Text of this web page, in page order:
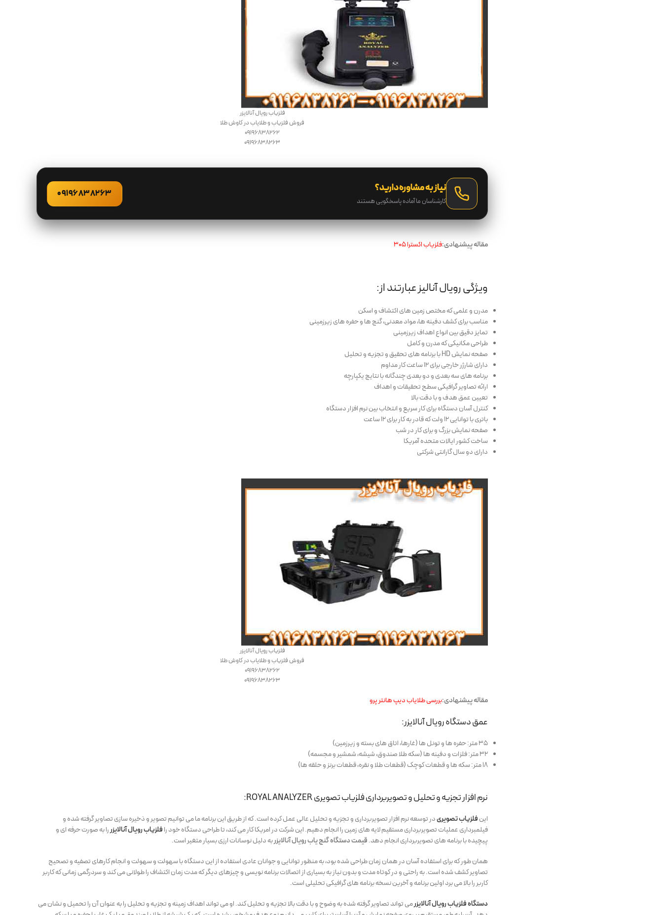
فلزیاب رویال آنالایزر
فروش فلزیاب و طلایاب در کاوش طلا
09196838262
09196838263
نیاز به مشاوره دارید؟
کارشناسان ما آماده پاسخگویی هستند
09196838263
مقاله پیشنهادی:فلزیاب اکسترا ۳۰۵
ویژگی رویال آنالیز عبارتند از:
مدرن و علمی که مختص زمین های اکتشاف و اسکن
مناسب برای کشف دفینه ها، مواد معدنی، گنج ها و حفره های زیرزمینی
تمایز دقیق بین انواع اهداف زیرزمینی
طراحی مکانیکی که مدرن و کامل
صفحه نمایش HD با برنامه های تحقیق و تجزیه و تحلیل
دارای شارژر خارجی برای ۱۲ ساعت کار مداوم
برنامه های سه بعدی و دو بعدی چندگانه با نتایج یکپارچه
ارائه تصاویر گرافیکی سطح تحقیقات و اهداف
تعیین عمق هدف و با دقت بالا
کنترل آسان دستگاه برای کار سریع و انتخاب بین نرم افزار دستگاه
باتری با توانایی ۱۲ ولت که قادر به کار برای ۱۲ ساعت
صفحه نمایش بزرگ و برای کار در شب
ساخت کشور ایالات متحده آمریکا
دارای دو سال گارانتی شرکتی
فلزیاب رویال آنالایزر
فروش فلزیاب و طلایاب در کاوش طلا
09196838262
09196838263
مقاله پیشنهادی:بررسی طلایاب دیپ هانتر پرو
عمق دستگاه رویال آنالایزر:
۳۵ متر: حفره ها و تونل ها (غارها، اتاق های بسته و زیرزمین)
۳۲ متر: فلزات و دفینه ها (سکه طلا صندوق، شیشه، شمشیر و مجسمه)
۱۸ متر: سکه ها و قطعات کوچک (قطعات طلا و نقره، قطعات برنز و حلقه ها)
نرم افزار تجزیه و تحلیل و تصویربرداری فلزیاب تصویری ROYAL ANALYZER:
اینفلزیاب تصویریدر توسعه نرم افزار تصویربرداری و تجزیه و تحلیل عالی عمل کرده است. که از طریق این برنامه ما می توانیم تصویر و ذخیره سازی تصاویر گرفته شده و
فیلمبرداری عملیات تصویربرداری مستقیم لایه های زمین را انجام دهیم. این شرکت در امریکا کار می کند، تا طراحی دستگاه خود رافلزیاب رویال آنالایزررا به صورت حرفه ای و
پیچیده با برنامه های تصویربرداری انجام دهد.قیمت دستگاه گنج یاب رویال آنالایزربه دلیل نوسانات ارزی بسیار متغیر است.
همان طور که برای استفاده آسان در همان زمان طراحی شده بود، به منظور توانایی و جوانان عادی استفاده از این دستگاه با سهولت و سهولت و انجام کارهای تصفیه و تصحیح
تصاویر کشف شده است. به راحتی و در کوتاه مدت و بدون نیاز به بسیاری از اتصالات برنامه نویسی و چیزهای دیگر که مدت زمان اکتشاف را طولانی می کند و سردرگمی زمانی که کاربر
کاربر را بالا می برد اولین برنامه و آخرین نسخه برنامه های گرافیکی تحلیلی است.
دستگاه فلزیاب رویال آنالایزرمی تواند تصاویر گرفته شده به وضوح و با دقت بالا تجزیه و تحلیل کند. او می تواند اهداف زمینه و تجزیه و تحلیل را به عنوان آن را تحمیل و نشان می